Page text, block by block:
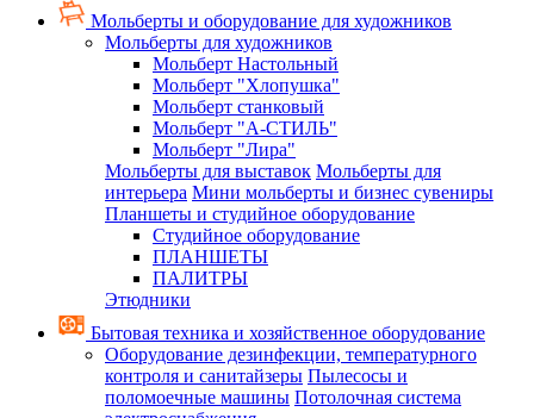
Мольберты и оборудование для художников
Мольберты для художников
Мольберт Настольный
Мольберт "Хлопушка"
Мольберт станковый
Мольберт "А-СТИЛЬ"
Мольберт "Лира"
Мольберты для выставок Мольберты для
интерьера Мини мольберты и бизнес сувениры
Планшеты и студийное оборудование
Студийное оборудование
ПЛАНШЕТЫ
ПАЛИТРЫ
Этюдники
Бытовая техника и хозяйственное оборудование
Оборудование дезинфекции, температурного
контроля и санитайзеры Пылесосы и
поломоечные машины Потолочная система